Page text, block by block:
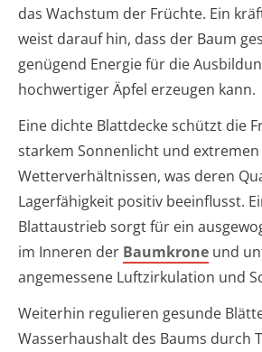
das Wachstum der Früchte. Ein
weist darauf hin, dass der Baum
genügend Energie für die
hochwertiger Äpfel erzeugen kann.
Eine dichte Blattdecke schützt die
starkem Sonnenlicht und extremen
Wetterverhältnissen, was deren
Lagerfähigkeit positiv beeinflusst.
Blattaustrieb sorgt für ein
im Inneren der Baumkrone und
angemessene Luftzirkulation und
Weiterhin regulieren gesunde
Wasserhaushalt des Baums durch